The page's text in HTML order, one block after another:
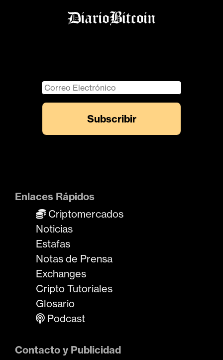
Enlaces Rápidos
Criptomercados
Noticias
Estafas
Notas de Prensa
Exchanges
Cripto Tutoriales
Glosario
Podcast
Contacto y Publicidad